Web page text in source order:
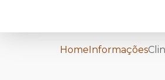
HomeInformações